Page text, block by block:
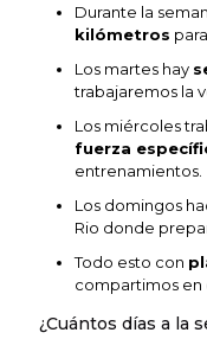
Durante la
kilómetros
Los martes hay
trabajaremos la
Los miércoles
fuerza
entrenamientos.
Los domingos
Rio donde
Todo esto con
compartimos en
¿Cuántos días a la